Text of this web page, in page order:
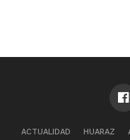
ACTUALIDAD HUARAZ